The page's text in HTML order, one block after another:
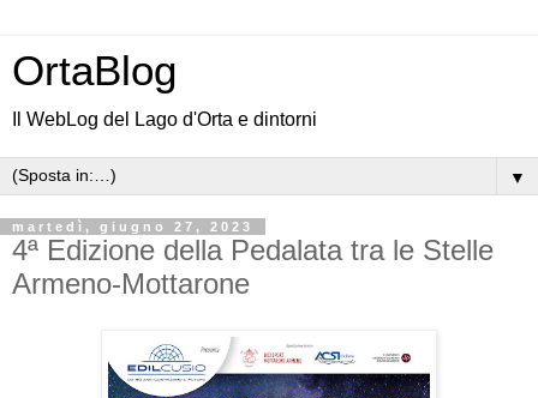
OrtaBlog
Il WebLog del Lago d'Orta e dintorni
▼
martedì, giugno 27, 2023
4ª Edizione della Pedalata tra le Stelle
Armeno-Mottarone